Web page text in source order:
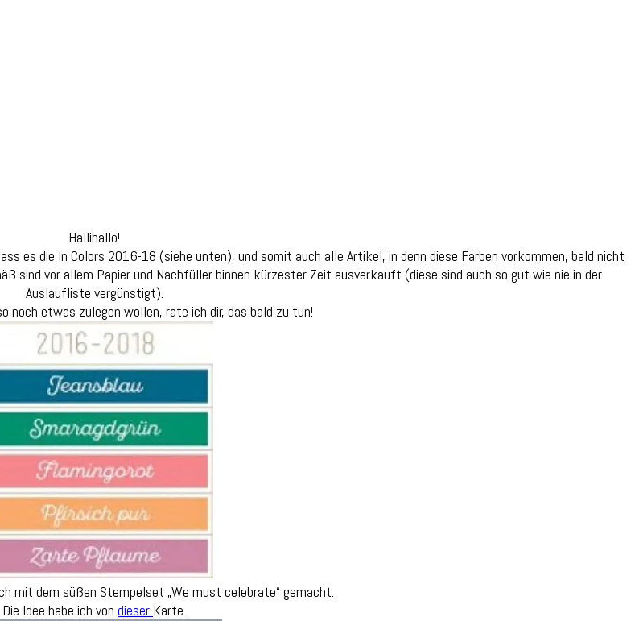
Hallihallo!
es die In Colors 2016-18 (siehe unten), und somit auch alle Artikel, in denn diese Farben vorkommen, bald nicht
sind vor allem Papier und Nachfüller binnen kürzester Zeit ausverkauft (diese sind auch so gut wie nie in der
Auslaufliste vergünstigt).
noch etwas zulegen wollen, rate ich dir, das bald zu tun!
mit dem süßen Stempelset „We must celebrate“ gemacht.
Die Idee habe ich von dieser Karte.